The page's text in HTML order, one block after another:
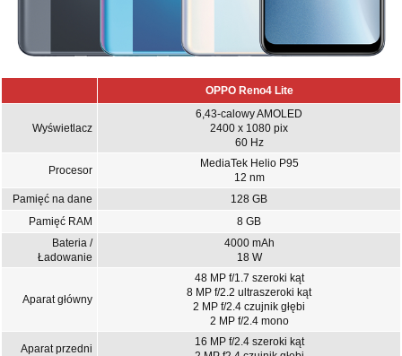
OPPO Reno4 Lite
Wyświetlacz
6,43-calowy AMOLED
2400 x 1080 pix
60 Hz
Procesor
MediaTek Helio P95
12 nm
Pamięć na dane
128 GB
Pamięć RAM
8 GB
Bateria /
Ładowanie
4000 mAh
18 W
Aparat główny
48 MP f/1.7 szeroki kąt
8 MP f/2.2 ultraszeroki kąt
2 MP f/2.4 czujnik głębi
2 MP f/2.4 mono
Aparat przedni
16 MP f/2.4 szeroki kąt